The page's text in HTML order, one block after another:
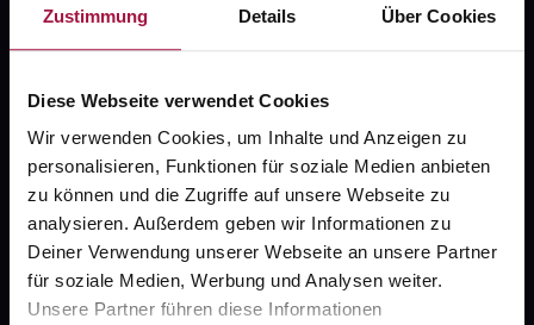
Zustimmung Details Über Cookies
Diese Webseite verwendet Cookies
Wir verwenden Cookies, um Inhalte und Anzeigen zu
personalisieren, Funktionen für soziale Medien anbieten
zu können und die Zugriffe auf unsere Webseite zu
analysieren. Außerdem geben wir Informationen zu
Deiner Verwendung unserer Webseite an unsere Partner
für soziale Medien, Werbung und Analysen weiter.
Unsere Partner führen diese Informationen
Kontakt
Widerrufsformular
gesund.de
Über uns